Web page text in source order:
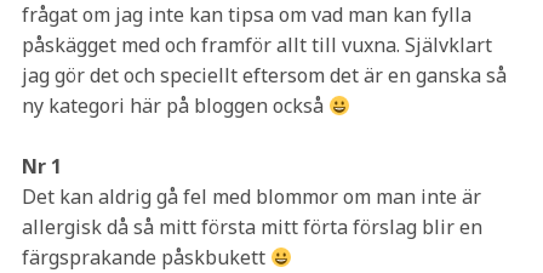
frågat om jag inte kan tipsa om vad man kan fylla
påskägget med och framför allt till vuxna. Självklart
jag gör det och speciellt eftersom det är en ganska så
ny kategori här på bloggen också
Nr 1
Det kan aldrig gå fel med blommor om man inte är
allergisk då så mitt första mitt förta förslag blir en
färgsprakande påskbukett